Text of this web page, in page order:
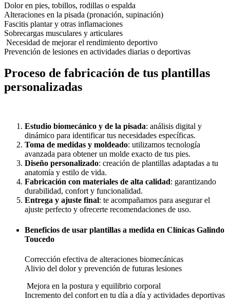
Dolor en pies, tobillos, rodillas o espalda
Alteraciones en la pisada (pronación, supinación)
Fascitis plantar y otras inflamaciones
Sobrecargas musculares y articulares
Necesidad de mejorar el rendimiento deportivo
Prevención de lesiones en actividades diarias o deportivas
Proceso de fabricación de tus plantillas
personalizadas
Estudio biomecánico y de la pisada: análisis digital y
dinámico para identificar tus necesidades específicas.
Toma de medidas y moldeado: utilizamos tecnología
avanzada para obtener un molde exacto de tus pies.
Diseño personalizado: creación de plantillas adaptadas a tu
anatomía y estilo de vida.
Fabricación con materiales de alta calidad: garantizando
durabilidad, confort y funcionalidad.
Entrega y ajuste final: te acompañamos para asegurar el
ajuste perfecto y ofrecerte recomendaciones de uso.
Beneficios de usar plantillas a medida en Clínicas Galindo
Toucedo
Corrección efectiva de alteraciones biomecánicas
Alivio del dolor y prevención de futuras lesiones
Mejora en la postura y equilibrio corporal
Incremento del confort en tu día a día y actividades deportivas